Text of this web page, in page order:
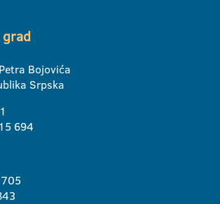
Bojovića
Srpska
694